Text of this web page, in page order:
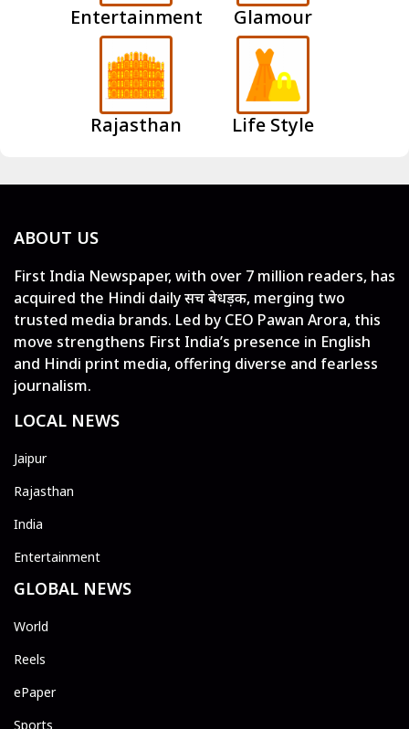
Entertainment Glamour
Rajasthan Life Style
ABOUT US
First India Newspaper, with over 7 million readers, has
acquired the Hindi daily सच बेधड़क, merging two
trusted media brands. Led by CEO Pawan Arora, this
move strengthens First India’s presence in English
and Hindi print media, offering diverse and fearless
journalism.
LOCAL NEWS
Jaipur
Rajasthan
India
Entertainment
GLOBAL NEWS
World
Reels
ePaper
Sports